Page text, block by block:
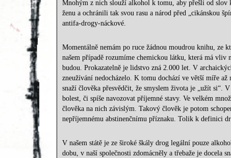
Mnohým z nich slouží alkohol k tomu, aby přešli od
ženu a ochránili tak svou rasu a národ před „cikánskou
antifa-drogy-náckové.
Momentálně nemám po ruce žádnou moudrou knihu, ze
našem případě rozumíme chemickou látku, která má
budou. Prokazatelně je lidstvo zná 2.000 let. V
zneužívání nedocházelo. K tomu dochází ve větší míře
snaží člověka přesvědčit, že smyslem života je „užít si“.
bolest, či spíše navozovat příjemné stavy. Ve velkém
člověka na nich závislým. Takový člověk je potom
nepříjemnému abstinenčnímu příznaku. Tolik k definici
V našem státě je ze široké škály drog legální pouze
dobu, v naší společnosti zdomácněly a třebaže je docela